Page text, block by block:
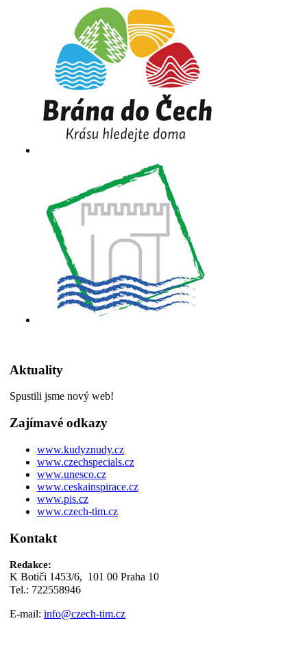
Aktuality
Spustili jsme nový web!
Zajímavé odkazy
www.kudyznudy.cz
www.czechspecials.cz
www.unesco.cz
www.ceskainspirace.cz
www.pis.cz
www.czech-tim.cz
Kontakt
Redakce:
K Botiči 1453/6, 101 00 Praha 10
Tel.: 722558946
E-mail: info@czech-tim.cz